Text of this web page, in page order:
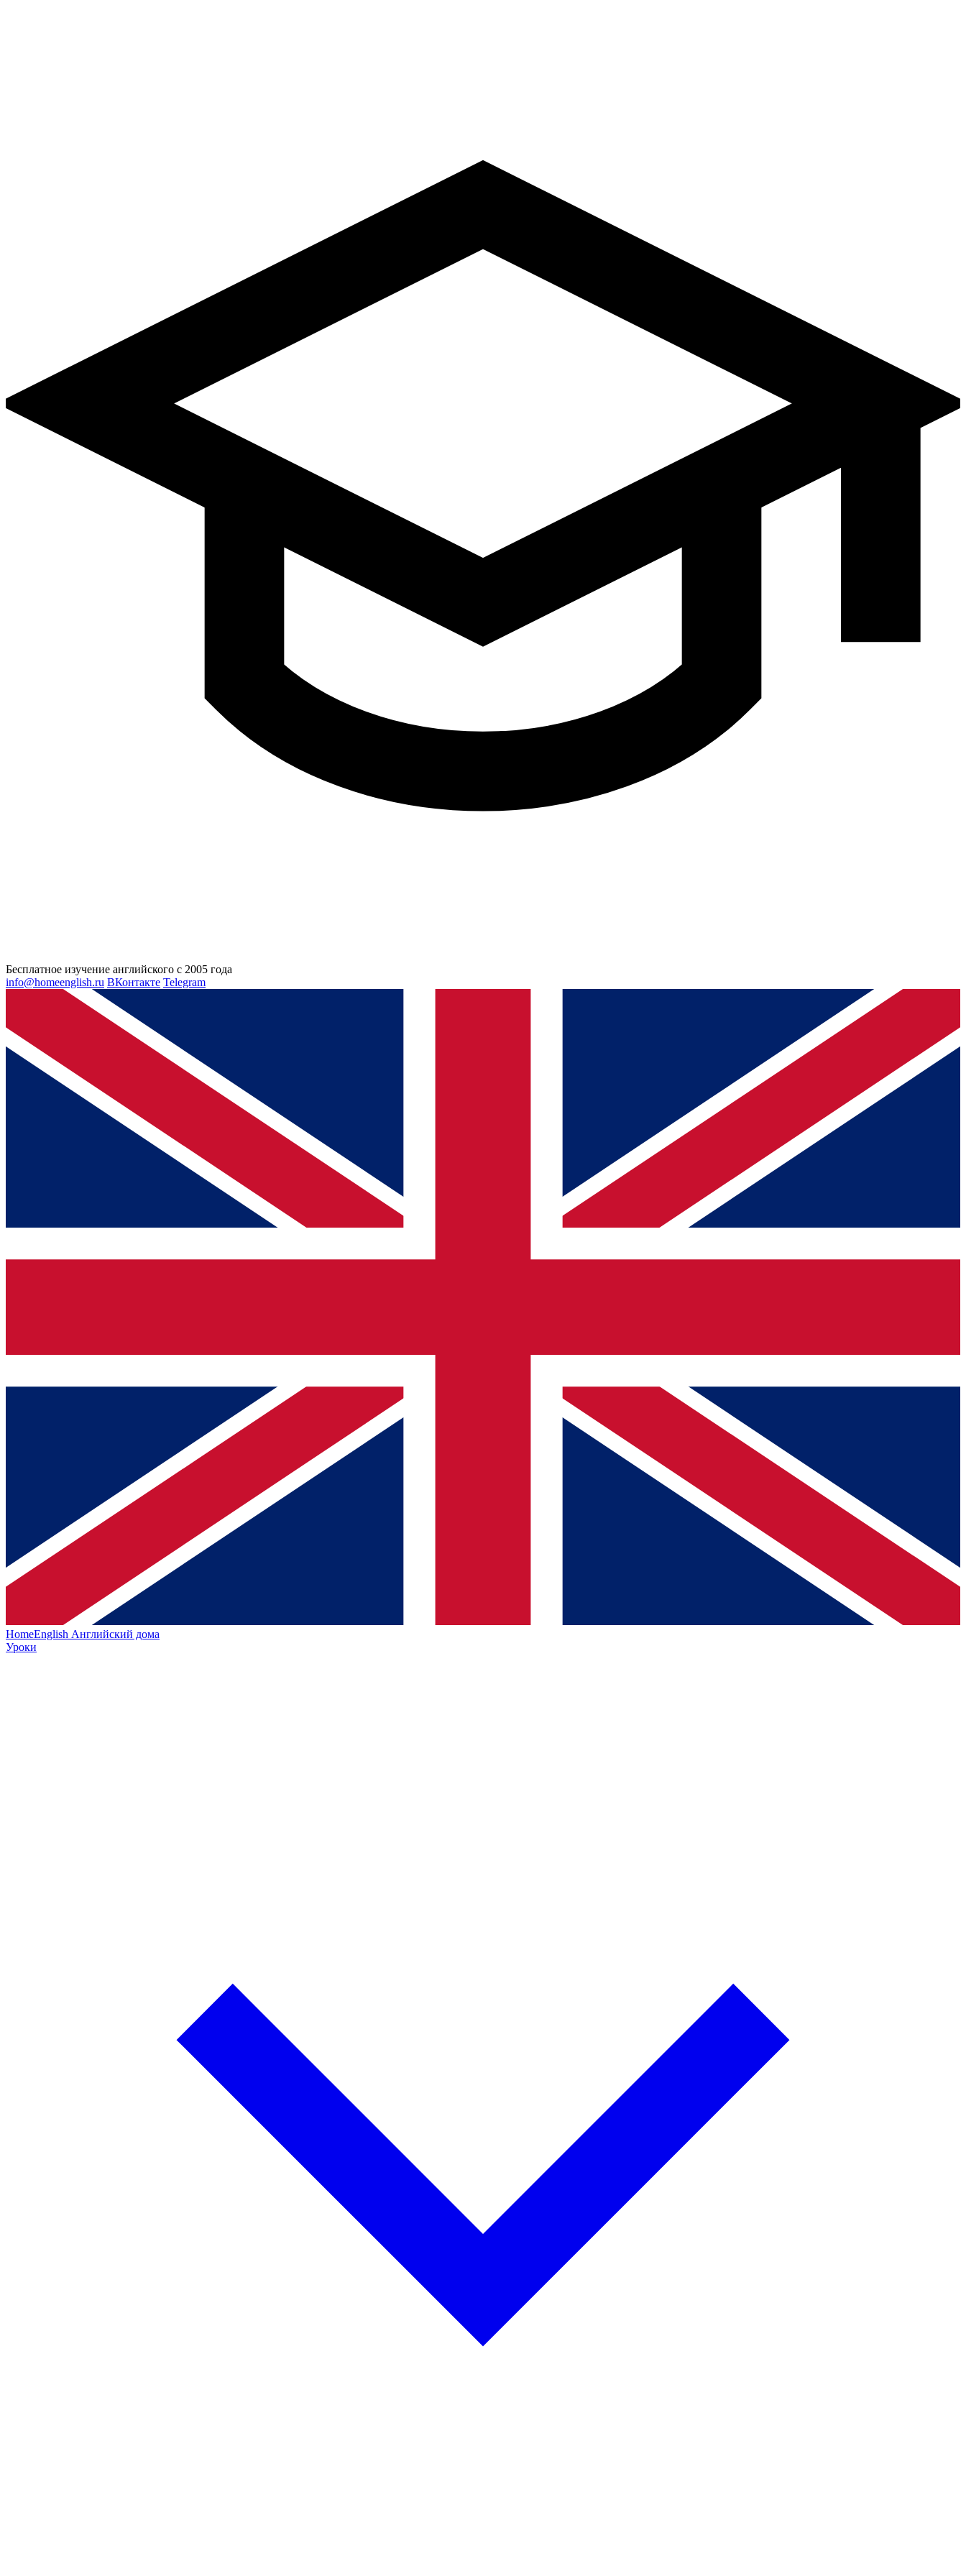
Бесплатное изучение английского с 2005 года
info@homeenglish.ru ВКонтакте Telegram
HomeEnglish Английский дома
Уроки